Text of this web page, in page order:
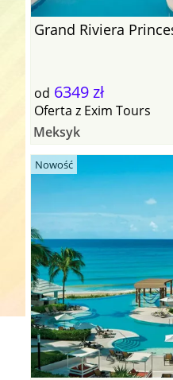
Grand Riviera
od 6349 zł
Oferta z Exim Tours
Meksyk
Nowość